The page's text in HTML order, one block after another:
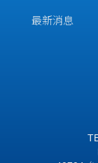
最新消息